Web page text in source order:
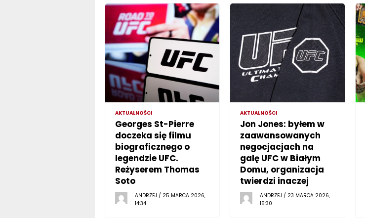
AKTUALNOŚCI
Georges St-Pierre
doczeka się filmu
biograficznego o
legendzie UFC.
Reżyserem Thomas
Soto
ANDRZEJ / 25 MARCA 2026,
14:34
AKTUALNOŚCI
Jon Jones: byłem w
zaawansowanych
negocjacjach na
galę UFC w Białym
Domu, organizacja
twierdzi inaczej
ANDRZEJ / 23 MARCA 2026,
15:30